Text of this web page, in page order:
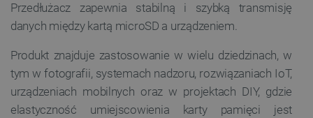
Przedłużacz zapewnia stabilną i szybką transmisję
danych między kartą microSD a urządzeniem.
Produkt znajduje zastosowanie w wielu dziedzinach, w
tym w fotografii, systemach nadzoru, rozwiązaniach IoT,
urządzeniach mobilnych oraz w projektach DIY, gdzie
elastyczność umiejscowienia karty pamięci jest